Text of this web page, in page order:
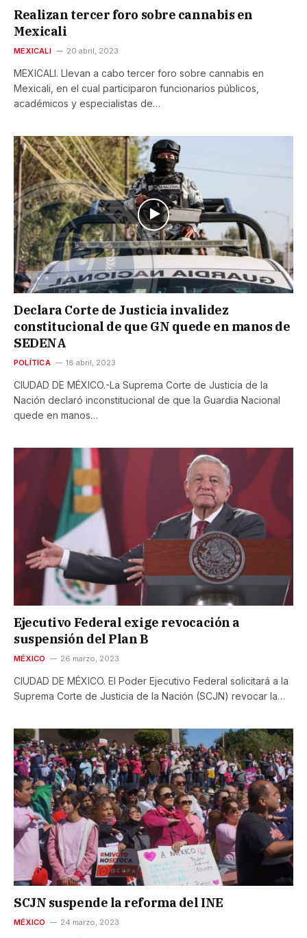
Realizan tercer foro sobre cannabis en
Mexicali
MEXICALI 20 abril, 2023
MEXICALI. Llevan a cabo tercer foro sobre cannabis en
Mexicali, en el cual participaron funcionarios públicos,
académicos y especialistas de…
Declara Corte de Justicia invalidez
constitucional de que GN quede en manos de
SEDENA
POLÍTICA 18 abril, 2023
CIUDAD DE MÉXICO.-La Suprema Corte de Justicia de la
Nación declaró inconstitucional de que la Guardia Nacional
quede en manos…
Ejecutivo Federal exige revocación a
suspensión del Plan B
MÉXICO 26 marzo, 2023
CIUDAD DE MÉXICO. El Poder Ejecutivo Federal solicitará a la
Suprema Corte de Justicia de la Nación (SCJN) revocar la…
SCJN suspende la reforma del INE
MÉXICO 24 marzo, 2023